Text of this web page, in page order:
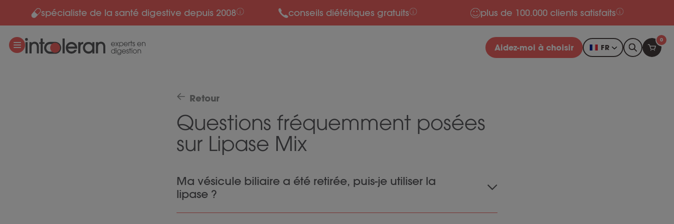
Skip to contentspécialiste de la santé digestive depuis 2008 conseils diététiques gratuits plus de 100.000 clients satisfaits
Aidez-moi à choisir FR
0
Questions fréquemment posées
sur Lipase Mix
Retour
Ma vésicule biliaire a été retirée, puis-je utiliser la
lipase ?